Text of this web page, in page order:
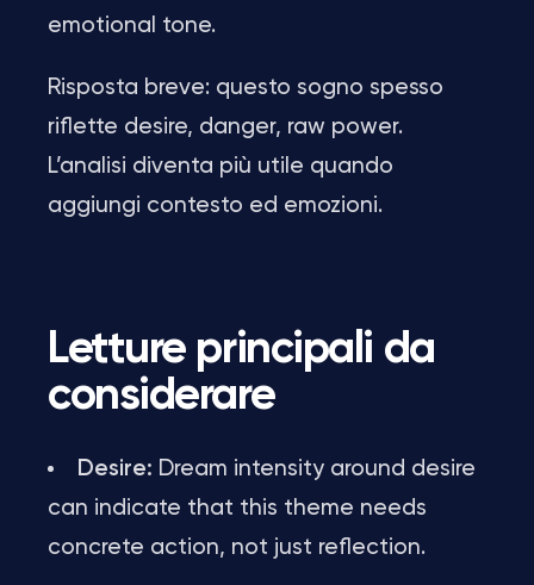
emotional tone.
Risposta breve: questo sogno spesso
riflette desire, danger, raw power.
L’analisi diventa più utile quando
aggiungi contesto ed emozioni.
Letture principali da
considerare
Desire: Dream intensity around desire
can indicate that this theme needs
concrete action, not just reflection.